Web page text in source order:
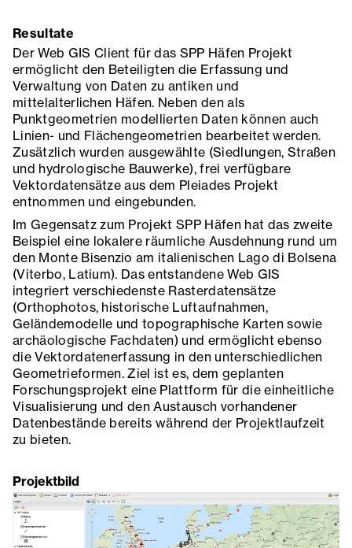
Resultate
Der Web GIS Client für das SPP Häfen Projekt
ermöglicht den Beteiligten die Erfassung und
Verwaltung von Daten zu antiken und
mittelalterlichen Häfen. Neben den als
Punktgeometrien modellierten Daten können auch
Linien- und Flächengeometrien bearbeitet werden.
Zusätzlich wurden ausgewählte (Siedlungen, Straßen
und hydrologische Bauwerke), frei verfügbare
Vektordatensätze aus dem Pleiades Projekt
entnommen und eingebunden.
Im Gegensatz zum Projekt SPP Häfen hat das zweite
Beispiel eine lokalere räumliche Ausdehnung rund um
den Monte Bisenzio am italienischen Lago di Bolsena
(Viterbo, Latium). Das entstandene Web GIS
integriert verschiedenste Rasterdatensätze
(Orthophotos, historische Luftaufnahmen,
Geländemodelle und topographische Karten sowie
archäologische Fachdaten) und ermöglicht ebenso
die Vektordatenerfassung in den unterschiedlichen
Geometrieformen. Ziel ist es, dem geplanten
Forschungsprojekt eine Plattform für die einheitliche
Visualisierung und den Austausch vorhandener
Datenbestände bereits während der Projektlaufzeit
zu bieten.
Projektbild